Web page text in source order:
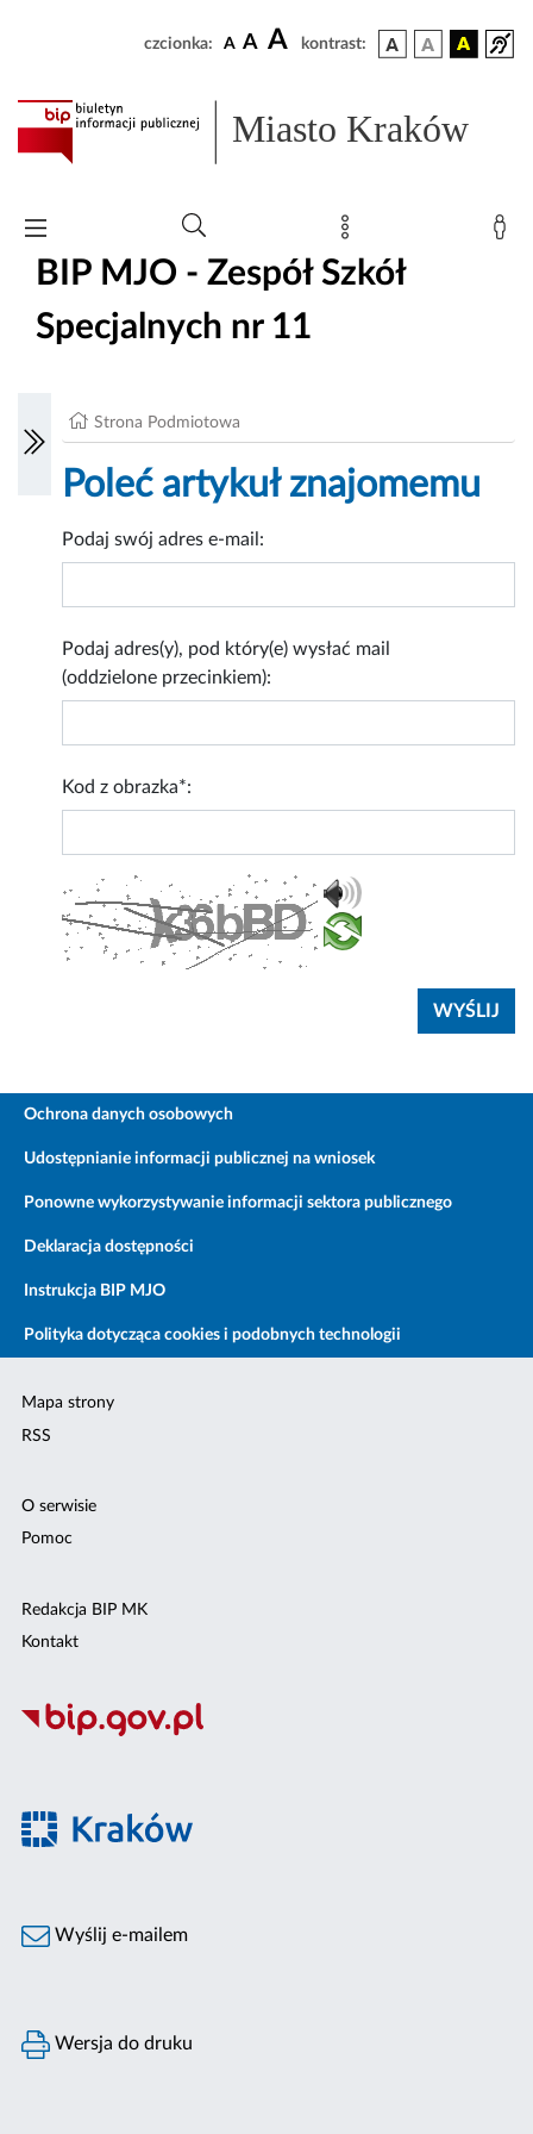
czcionka: A A A kontrast:
Miasto Kraków
BIP MJO - Zespół Szkół
Specjalnych nr 11
Strona Podmiotowa
Poleć artykuł znajomemu
Podaj swój adres e-mail:
Podaj adres(y), pod który(e) wysłać mail
(oddzielone przecinkiem):
Kod z obrazka*:
Ochrona danych osobowych
Udostępnianie informacji publicznej na wniosek
Ponowne wykorzystywanie informacji sektora publicznego
Deklaracja dostępności
Instrukcja BIP MJO
Polityka dotycząca cookies i podobnych technologii
Mapa strony
RSS
O serwisie
Pomoc
Redakcja BIP MK
Kontakt
Wyślij e-mailem
Wersja do druku